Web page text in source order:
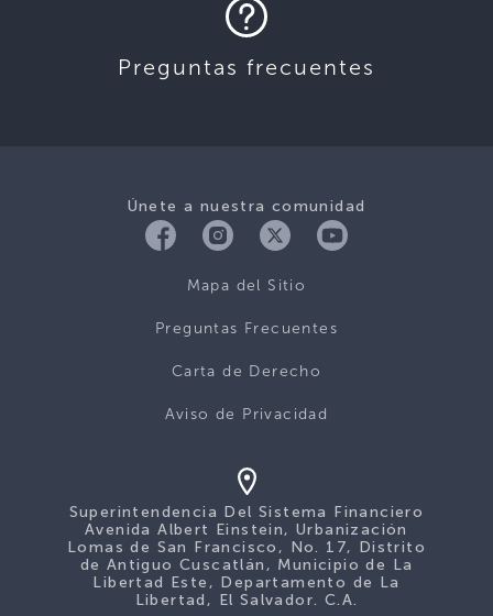
Preguntas frecuentes
Únete a nuestra comunidad
Mapa del Sitio
Preguntas Frecuentes
Carta de Derecho
Aviso de Privacidad
Superintendencia Del Sistema Financiero
Avenida Albert Einstein, Urbanización
Lomas de San Francisco, No. 17, Distrito
de Antiguo Cuscatlán, Municipio de La
Libertad Este, Departamento de La
Libertad, El Salvador. C.A.